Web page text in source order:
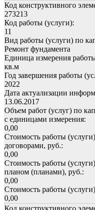
Код конструктивного
273213
Код работы (услуги):
11
Вид работы (услуги) по
Ремонт фундамента
Единица измерения
кв.м
Год завершения работы
2022
Дата актуализации
13.06.2017
Объем работ (услуг) по
с единицами измерения:
0,00
Стоимость работы
договорами, руб.:
0,00
Стоимость работы
планом (планами), руб.:
0,00
Стоимость работы
0,00
Код конструктивного